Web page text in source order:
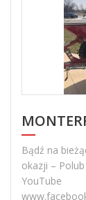
Bądź na
okazji –
YouTube